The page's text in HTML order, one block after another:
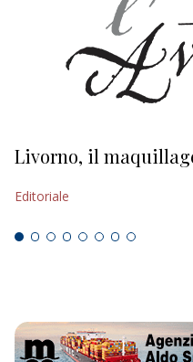
Livorno, il
Editoriale